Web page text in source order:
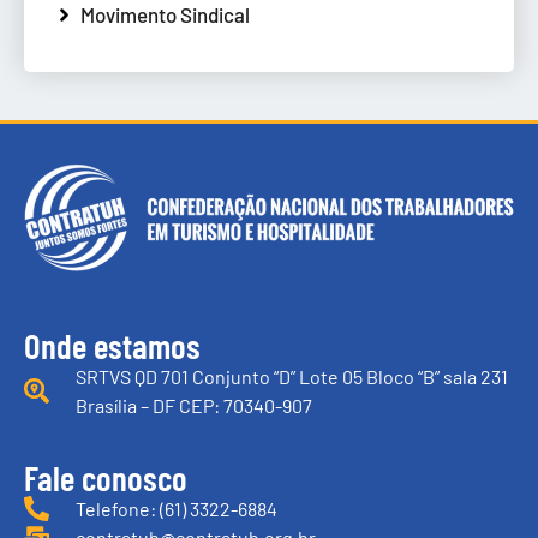
Movimento Sindical
Onde estamos
SRTVS QD 701 Conjunto “D” Lote 05 Bloco “B” sala 231
Brasília – DF CEP: 70340-907
Fale conosco
Telefone: (61) 3322-6884